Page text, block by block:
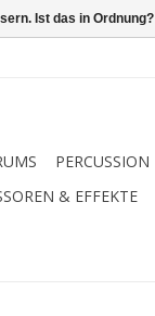
PERCUSSION
& EFFEKTE
Ist das in Ordnung?